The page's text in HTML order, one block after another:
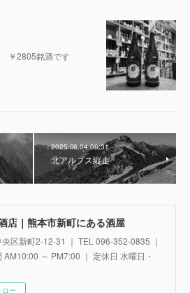
2805銘酒です
2025.08.04 06:31
北アルプス縦走
店｜熊本市新町にある酒屋
区新町2-12-31 ｜ TEL 096-352-0835 ｜
AM10:00 ～ PM7:00 ｜ 定休日 水曜日・
ロー